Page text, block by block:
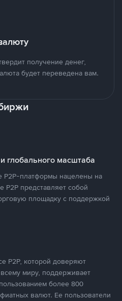
получение денег,
будет переведена вам.
глобального масштаба
P2P-платформы нацелены на
представляет собой
площадку с поддержкой
P2P, которой доверяют
миру, поддерживает
более 800
валют. Ее пользователи